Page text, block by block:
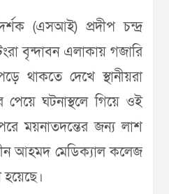
(এসআই) প্রদীপ চন্দ্র
বৃন্দাবন এলাকায় গজারি
থাকতে দেখে স্থানীয়রা
ঘটনাস্থলে গিয়ে ওই
ময়নাতদন্তের জন্য লাশ
আহমদ মেডিক্যাল কলেজ
হয়েছে।